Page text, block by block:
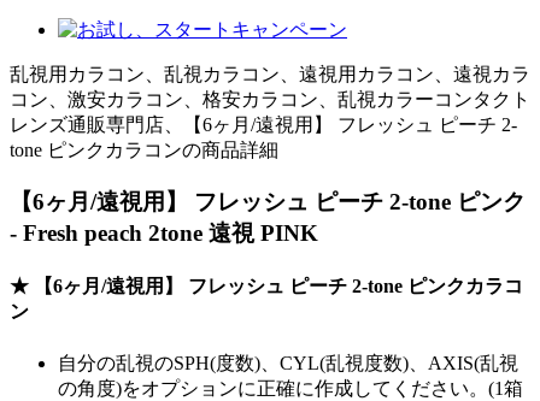
乱視用カラコン、乱視カラコン、遠視用カラコン、遠視カラ
コン、激安カラコン、格安カラコン、乱視カラーコンタクト
レンズ通販専門店、【6ヶ月/遠視用】 フレッシュ ピーチ 2-
tone ピンクカラコンの商品詳細
【6ヶ月/遠視用】 フレッシュ ピーチ 2-tone ピンク
- Fresh peach 2tone 遠視 PINK
★ 【6ヶ月/遠視用】 フレッシュ ピーチ 2-tone ピンクカラコ
ン
自分の乱視のSPH(度数)、CYL(乱視度数)、AXIS(乱視
の角度)をオプションに正確に作成してください。(1箱